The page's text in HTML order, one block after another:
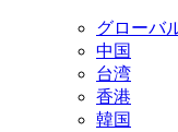
グローバ
中国
台湾
香港
韓国